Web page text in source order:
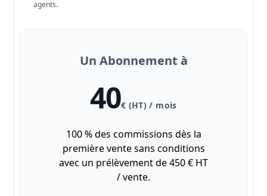
agents.
Un Abonnement à
40€ (HT) / mois
100 % des commissions dès la
première vente sans conditions
avec un prélèvement de 450 € HT
/ vente.